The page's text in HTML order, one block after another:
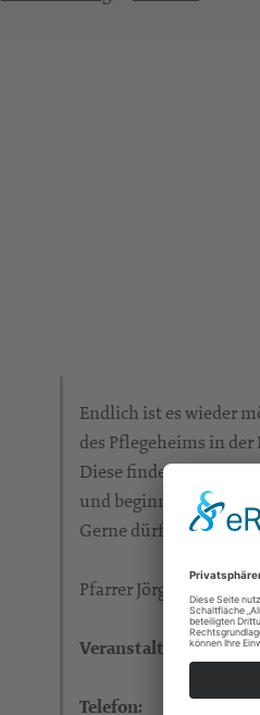
Endlich ist es wieder
des Pflegeheims in
Diese finden in der
und beginnen um 10
Gerne dürfen
Pfarrer Jörgen Schubert
Veranstalter:
Telefon: